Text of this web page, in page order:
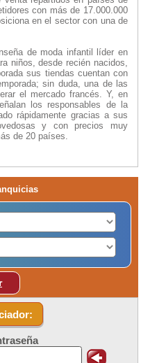
con más de 17.000.000
en el sector con una de
de moda infantil líder en
niños, desde recién nacidos,
sus tiendas cuentan con
sin duda, una de las
el mercado francés. Y, en
los responsables de la
rápidamente gracias a sus
y con precios muy
de 20 países.